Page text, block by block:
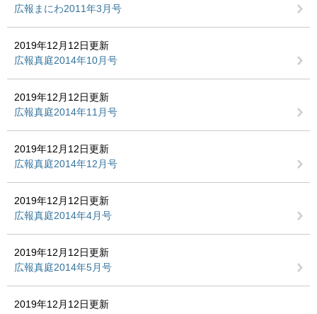
広報まにわ2011年3月号
2019年12月12日更新
広報真庭2014年10月号
2019年12月12日更新
広報真庭2014年11月号
2019年12月12日更新
広報真庭2014年12月号
2019年12月12日更新
広報真庭2014年4月号
2019年12月12日更新
広報真庭2014年5月号
2019年12月12日更新